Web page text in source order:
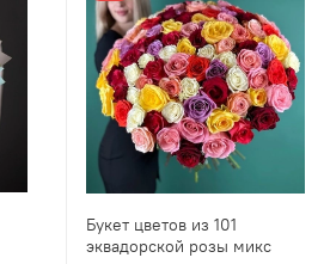
Букет цветов из 101
эквадорской розы микс